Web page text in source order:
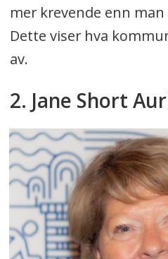
mer krevende enn
Dette viser hva
av.
2. Jane Short